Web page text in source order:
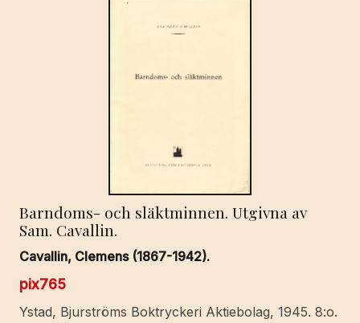
Barndoms- och släktminnen. Utgivna av
Sam. Cavallin.
Cavallin, Clemens (1867-1942).
pix765
Ystad, Bjurströms Boktryckeri Aktiebolag, 1945. 8:o.